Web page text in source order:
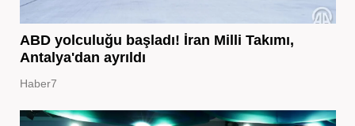
ABD yolculuğu başladı! İran Milli Takımı,
Antalya'dan ayrıldı
Haber7